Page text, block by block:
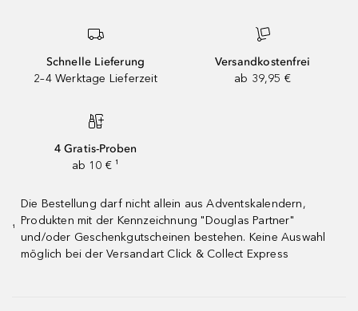
Schnelle Lieferung
2–4 Werktage Lieferzeit
Versandkostenfrei
ab 39,95 €
4 Gratis-Proben
ab 10 € ¹
¹
Die Bestellung darf nicht allein aus Adventskalendern,
Produkten mit der Kennzeichnung "Douglas Partner"
und/oder Geschenkgutscheinen bestehen. Keine Auswahl
möglich bei der Versandart Click & Collect Express